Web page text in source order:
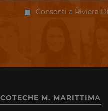
Consenti a Riviera
M. MARITTIMA